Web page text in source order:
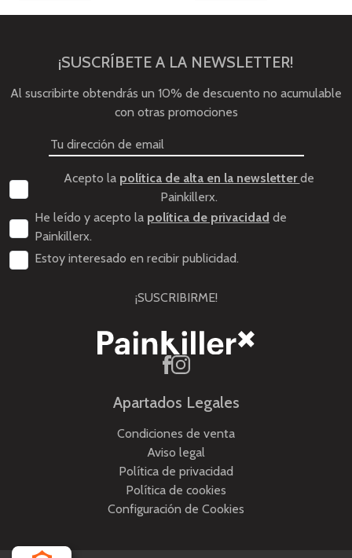
¡SUSCRÍBETE A LA NEWSLETTER!
Al suscribirte obtendrás un 10% de descuento no acumulable
con otras promociones
Acepto la política de alta en la newsletterde
Painkillerx.
He leído y acepto la política de privacidad de
Painkillerx.
Estoy interesado en recibir publicidad.
¡SUSCRIBIRME!
Apartados Legales
Condiciones de venta
Aviso legal
Política de privacidad
Política de cookies
Configuración de Cookies